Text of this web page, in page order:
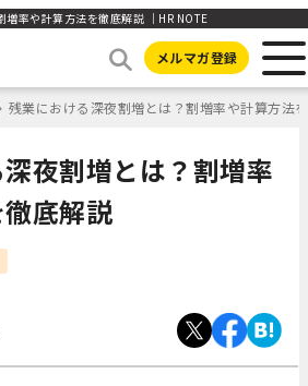
率や計算方法を徹底解説 ｜HR NOTE
メルマガ登録
残業における深夜割増とは？割増率や計算方法
夜割増とは？割増率
底解説